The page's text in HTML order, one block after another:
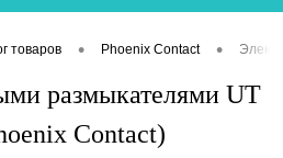
товаров • Phoenix Contact •
размыкателями UT
Contact)